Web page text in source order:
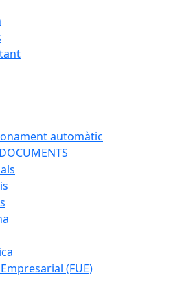
automàtic
(FUE)